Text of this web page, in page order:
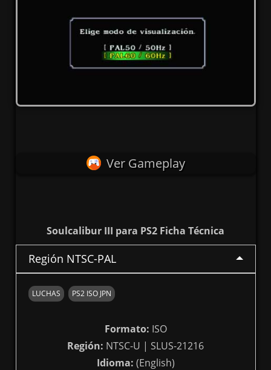
Ver Gameplay
Soulcalibur III para PS2 Ficha Técnica
Región NTSC-PAL
LUCHAS PS2 ISO JPN
Formato: ISO
Región: NTSC-U | SLUS-21216
Idioma: (English)